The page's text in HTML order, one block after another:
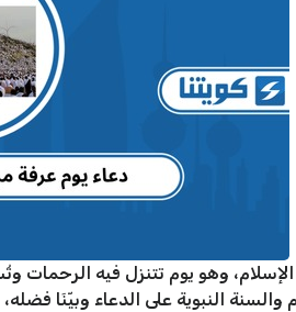
وهو يوم تتنزل فيه الرحمات
والسنة النبوية على الدعاء وبيّنَا